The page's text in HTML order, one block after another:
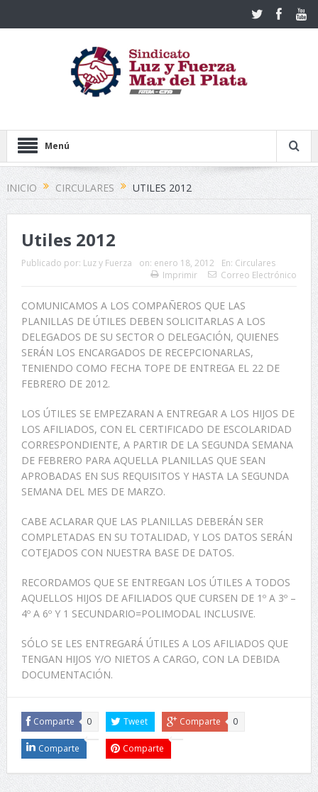
Menú
INICIO CIRCULARES UTILES 2012
Utiles 2012
Publicado por: Luz y Fuerza on: enero 18, 2012 En: Circulares
Imprimir
Correo Electrónico
COMUNICAMOS A LOS COMPAÑEROS QUE LAS
PLANILLAS DE ÚTILES DEBEN SOLICITARLAS A LOS
DELEGADOS DE SU SECTOR O DELEGACIÓN, QUIENES
SERÁN LOS ENCARGADOS DE RECEPCIONARLAS,
TENIENDO COMO FECHA TOPE DE ENTREGA EL 22 DE
FEBRERO DE 2012.
LOS ÚTILES SE EMPEZARAN A ENTREGAR A LOS HIJOS DE
LOS AFILIADOS, CON EL CERTIFICADO DE ESCOLARIDAD
CORRESPONDIENTE, A PARTIR DE LA SEGUNDA SEMANA
DE FEBRERO PARA AQUELLA PLANILLAS QUE SEAN
APROBADAS EN SUS REQUISITOS Y HASTA LA SEGUNDA
SEMANA DEL MES DE MARZO.
CABE ACLARAR QUE LAS PLANILLAS DEBERÁN SER
COMPLETADAS EN SU TOTALIDAD, Y LOS DATOS SERÁN
COTEJADOS CON NUESTRA BASE DE DATOS.
RECORDAMOS QUE SE ENTREGAN LOS ÚTILES A TODOS
AQUELLOS HIJOS DE AFILIADOS QUE CURSEN DE 1º A 3º –
4º A 6º Y 1 SECUNDARIO=POLIMODAL INCLUSIVE.
SÓLO SE LES ENTREGARÁ ÚTILES A LOS AFILIADOS QUE
TENGAN HIJOS Y/O NIETOS A CARGO, CON LA DEBIDA
DOCUMENTACIÓN.
Comparte 0 Tweet Comparte 0
Comparte Comparte